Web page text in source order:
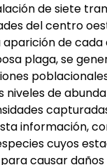
de siete
del centro
aparición de
plaga, se
niveles de
información,
cuyos
causar